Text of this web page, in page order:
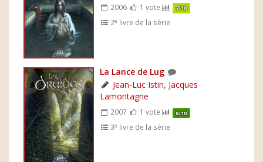
2006 1 vote 7/10
2e livre de la série
La Lance de Lug
Jean-Luc Istin, Jacques
Lamontagne
2007 1 vote 8/10
3e livre de la série